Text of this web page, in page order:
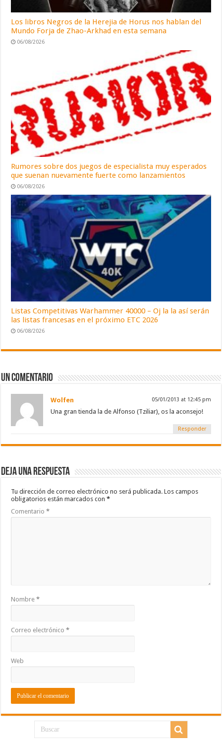
Los libros Negros de la Herejia de Horus nos hablan del
Mundo Forja de Zhao-Arkhad en esta semana
06/08/2026
Rumores sobre dos juegos de especialista muy esperados
que suenan nuevamente fuerte como lanzamientos
06/08/2026
Listas Competitivas Warhammer 40000 – Oj la la así serán
las listas francesas en el próximo ETC 2026
06/08/2026
Un comentario
Wolfen 05/01/2013 at 12:45 pm
Una gran tienda la de Alfonso (Tziliar), os la aconsejo!
Responder
Deja una respuesta
Tu dirección de correo electrónico no será publicada. Los campos
obligatorios están marcados con*
Comentario*
Nombre*
Correo electrónico*
Web